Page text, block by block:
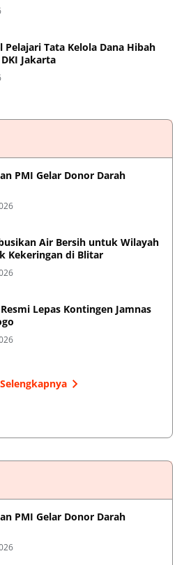
Pelajari Tata Kelola Dana Hibah
Jakarta
PMI Gelar Donor Darah
Air Bersih untuk Wilayah
Kekeringan di Blitar
Lepas Kontingen Jamnas
PMI Gelar Donor Darah